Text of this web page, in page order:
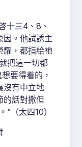
十三4、8、
因。他試誘主
耀，都指給祂
把這一切都
要得着的，
沒有中立地
的話對撒但
”（太四10）